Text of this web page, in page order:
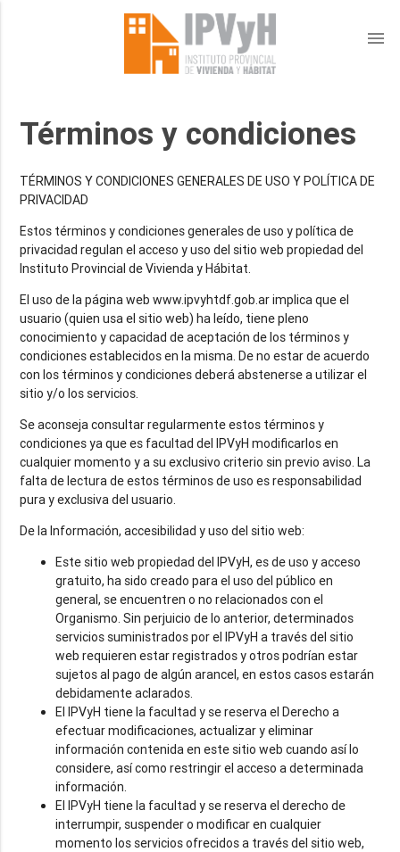
menu
Términos y condiciones
TÉRMINOS Y CONDICIONES GENERALES DE USO Y POLÍTICA DE
PRIVACIDAD
Estos términos y condiciones generales de uso y política de
privacidad regulan el acceso y uso del sitio web propiedad del
Instituto Provincial de Vivienda y Hábitat.
El uso de la página web www.ipvyhtdf.gob.ar implica que el
usuario (quien usa el sitio web) ha leído, tiene pleno
conocimiento y capacidad de aceptación de los términos y
condiciones establecidos en la misma. De no estar de acuerdo
con los términos y condiciones deberá abstenerse a utilizar el
sitio y/o los servicios.
Se aconseja consultar regularmente estos términos y
condiciones ya que es facultad del IPVyH modificarlos en
cualquier momento y a su exclusivo criterio sin previo aviso. La
falta de lectura de estos términos de uso es responsabilidad
pura y exclusiva del usuario.
De la Información, accesibilidad y uso del sitio web:
Este sitio web propiedad del IPVyH, es de uso y acceso
gratuito, ha sido creado para el uso del público en
general, se encuentren o no relacionados con el
Organismo. Sin perjuicio de lo anterior, determinados
servicios suministrados por el IPVyH a través del sitio
web requieren estar registrados y otros podrían estar
sujetos al pago de algún arancel, en estos casos estarán
debidamente aclarados.
El IPVyH tiene la facultad y se reserva el Derecho a
efectuar modificaciones, actualizar y eliminar
información contenida en este sitio web cuando así lo
considere, así como restringir el acceso a determinada
información.
El IPVyH tiene la facultad y se reserva el derecho de
interrumpir, suspender o modificar en cualquier
momento los servicios ofrecidos a través del sitio web,